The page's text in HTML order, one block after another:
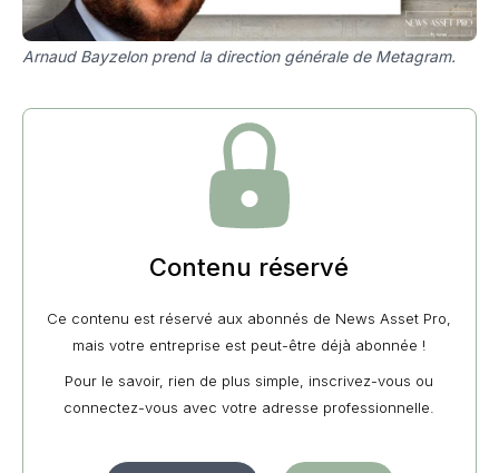
Arnaud Bayzelon prend la direction générale de Metagram.
Contenu réservé
Ce contenu est réservé aux abonnés de News Asset Pro,
mais votre entreprise est peut-être déjà abonnée !
Pour le savoir, rien de plus simple, inscrivez-vous ou
connectez-vous avec votre adresse professionnelle.